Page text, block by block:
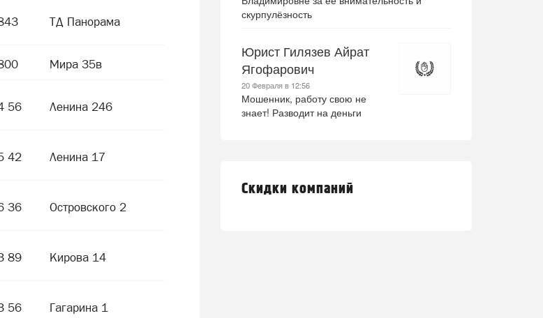
ТД Панорама
Мира 35в
56 Ленина 246
42 Ленина 17
36 Островского 2
89 Кирова 14
56 Гагарина 1
скурпулёзность
Юрист Гилязев Айрат
Ягофарович
20 Февраля в 12:56
Мошенник, работу свою не
знает! Разводит на деньги
Скидки компаний